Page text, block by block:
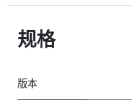
规格
版本